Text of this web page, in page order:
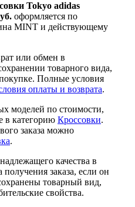
Tokyo adidas
оформляется по
MINT и действующему
или обмен в
товарного вида,
Полные условия
оплаты и возврата.
моделей по стоимости,
в категорию Кроссовки.
заказа можно
.
качества в
заказа, если он
товарный вид,
свойства.